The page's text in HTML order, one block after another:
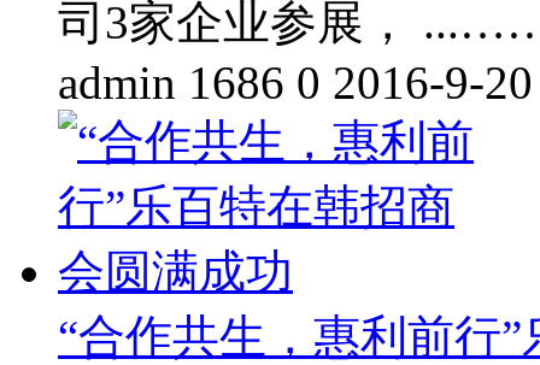
司3家企业参展，
admin 1686 0 2016-9-
“合作共生，惠利前行